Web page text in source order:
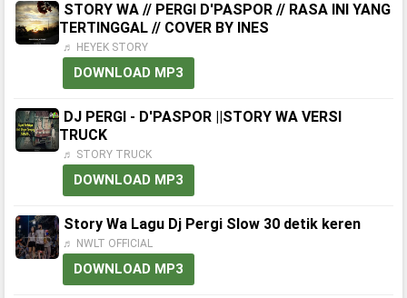
STORY WA // PERGI D'PASPOR // RASA INI YANG
TERTINGGAL // COVER BY INES
♬ HEYEK STORY
DOWNLOAD MP3
DJ PERGI - D'PASPOR ||STORY WA VERSI
TRUCK
♬ STORY TRUCK
DOWNLOAD MP3
Story Wa Lagu Dj Pergi Slow 30 detik keren
♬ NWLT OFFICIAL
DOWNLOAD MP3